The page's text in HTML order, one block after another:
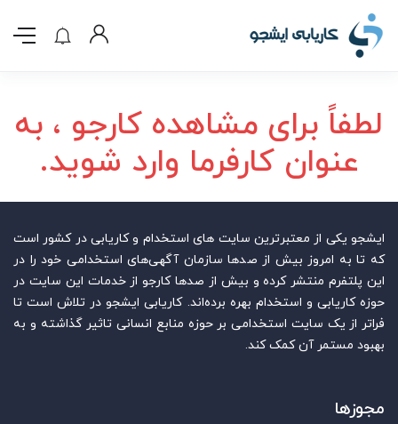
لطفاً برای مشاهده کارجو ، به
عنوان کارفرما وارد شوید.
ایشجو یکی از معتبرترین سایت‌ های استخدام و کاریابی در کشور است
که تا به امروز بیش از صدها سازمان آگهی‌های استخدامی خود را در
این پلتفرم منتشر کرده و بیش از صدها کارجو از خدمات این سایت در
حوزه کاریابی و استخدام بهره برده‌اند. کاریابی ایشجو در تلاش است تا
فراتر از یک سایت استخدامی بر حوزه منابع انسانی تاثیر گذاشته و به
بهبود مستمر آن کمک کند.
مجوزها